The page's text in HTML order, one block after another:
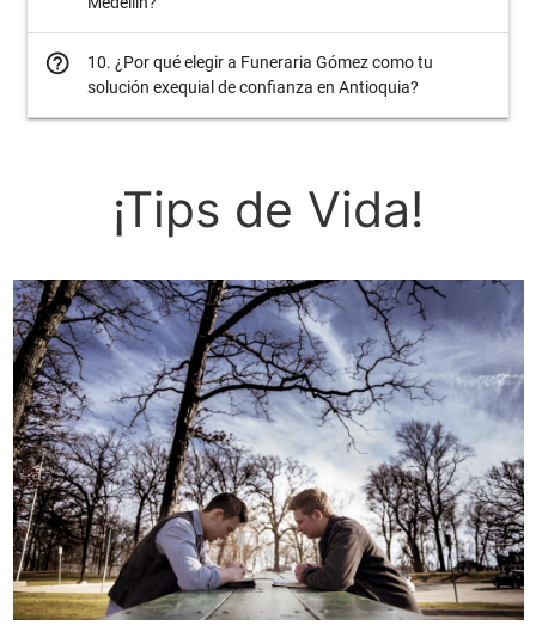
help_outline
10. ¿Por qué elegir a Funeraria Gómez como tu
solución exequial de confianza en Antioquia?
¡Tips de Vida!